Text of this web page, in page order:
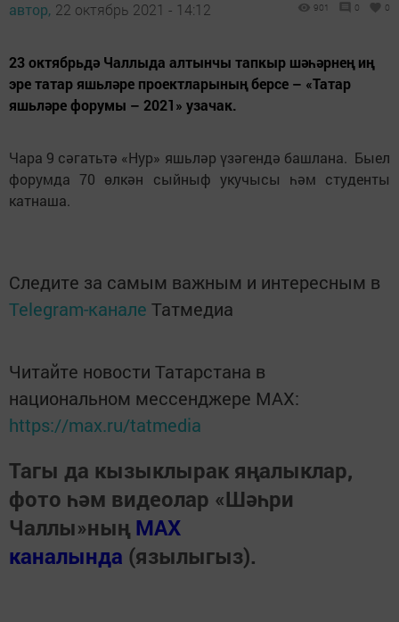
автор, 22 октябрь 2021 - 14:12 901 0 0
23 октябрьдә Чаллыда алтынчы тапкыр шәһәрнең иң
эре татар яшьләре проектларының берсе – «Татар
яшьләре форумы – 2021» узачак.
Чара 9 сәгатьтә «Нур» яшьләр үзәгендә башлана. Быел
форумда 70 өлкән сыйныф укучысы һәм студенты
катнаша.
Следите за самым важным и интересным в
Telegram-канале Татмедиа
Читайте новости Татарстана в
национальном мессенджере MАХ:
https://max.ru/tatmedia
Тагы да кызыклырак яңалыклар,
фото һәм видеолар «Шәһри
Чаллы»ның MAX
каналында (язылыгыз).